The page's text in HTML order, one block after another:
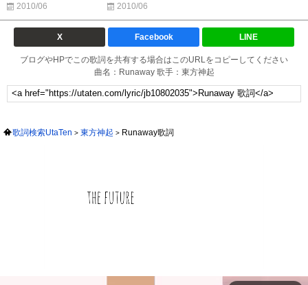
2010/06
2010/06
X Facebook LINE
ブログやHPでこの歌詞を共有する場合はこのURLをコピーしてください
曲名：Runaway 歌手：東方神起
歌詞検索UtaTen 東方神起 Runaway歌詞